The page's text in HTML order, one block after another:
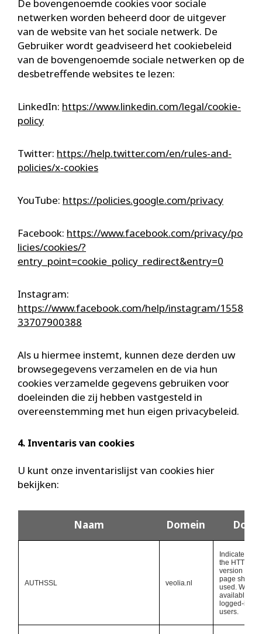
De bovengenoemde cookies voor sociale
netwerken worden beheerd door de uitgever
van de website van het sociale netwerk. De
Gebruiker wordt geadviseerd het cookiebeleid
van de bovengenoemde sociale netwerken op de
desbetreffende websites te lezen:
LinkedIn: https://www.linkedin.com/legal/cookie-
policy
Twitter: https://help.twitter.com/en/rules-and-
policies/x-cookies
YouTube: https://policies.google.com/privacy
Facebook: https://www.facebook.com/privacy/po
licies/cookies/?
entry_point=cookie_policy_redirect&entry=0
Instagram:
https://www.facebook.com/help/instagram/1558
33707900388
Als u hiermee instemt, kunnen deze derden uw
browsegegevens verzamelen en de via hun
cookies verzamelde gegevens gebruiken voor
doeleinden die zij hebben vastgesteld in
overeenstemming met hun eigen privacybeleid.
4. Inventaris van cookies
U kunt onze inventarislijst van cookies hier
bekijken:
Naam Domein Doel
AUTHSSL veolia.nl
Indicates that
the HTTPS
version of
page should
used. Will be
available for
logged-in
users.